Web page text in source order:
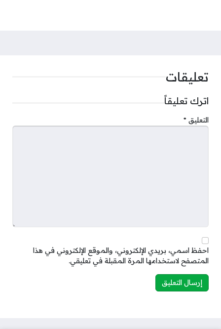
تعليقات
اترك تعليقاً
التعليق *
احفظ اسمي، بريدي الإلكتروني، والموقع الإلكتروني في هذا
المتصفح لاستخدامها المرة المقبلة في تعليقي.